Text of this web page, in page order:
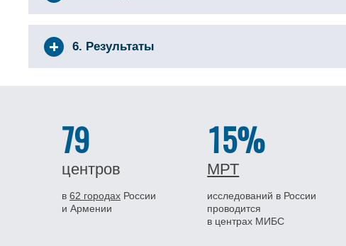
6. Результаты
79
центров
в 62 городах России
и Армении
15%
МРТ
исследований в России
проводится
в центрах МИБС